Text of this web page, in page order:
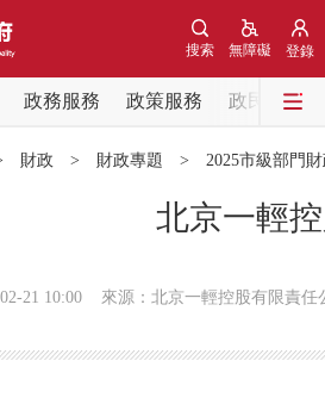
登錄
無障礙
搜索
政務服務 政策服務
政民互動
財政 > 財政專題 > 2025市級部門
北京一輕
21 10:00 來源：北京一輕控股有限責任